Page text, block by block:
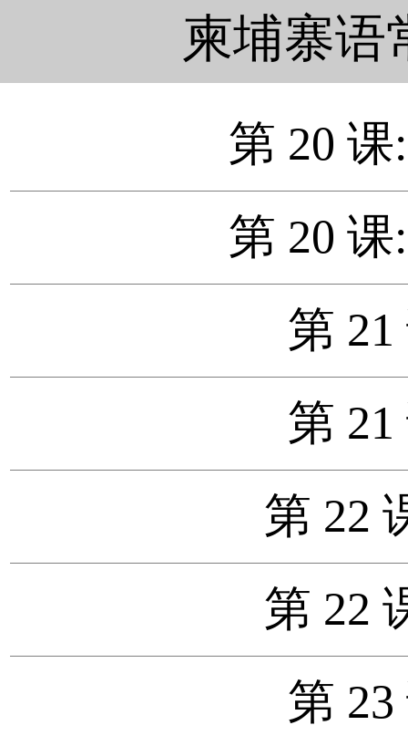
柬埔寨语
第 20
第 20
第
第
第 22
第 22
第